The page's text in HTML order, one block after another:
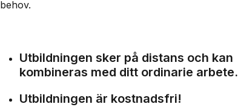
behov.
Utbildningen sker på distans och kan
kombineras med ditt ordinarie arbete.
Utbildningen är kostnadsfri!